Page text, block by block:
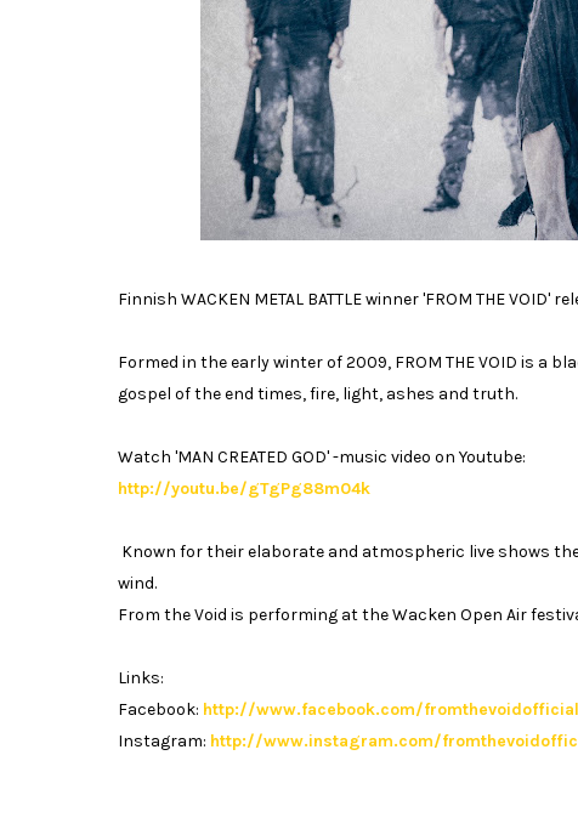
Finnish WACKEN METAL BATTLE winner 'FROM THE VOID'
Formed in the early winter of 2009, FROM THE VOID is
gospel of the end times, fire, light, ashes and truth.
Watch 'MAN CREATED GOD' -music video on Youtube:
http://youtu.be/gTgPg88m04k
Known for their elaborate and atmospheric live shows
wind.
From the Void is performing at the Wacken Open Air
Links:
Facebook: http://www.facebook.com/fromthevoidofficial
Instagram: http://www.instagram.com/